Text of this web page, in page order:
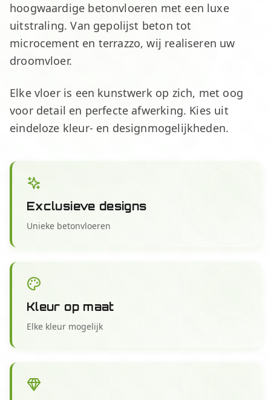
hoogwaardige betonvloeren met een luxe
uitstraling. Van gepolijst beton tot
microcement en terrazzo, wij realiseren uw
droomvloer.
Elke vloer is een kunstwerk op zich, met oog
voor detail en perfecte afwerking. Kies uit
eindeloze kleur- en designmogelijkheden.
Exclusieve designs
Unieke betonvloeren
Kleur op maat
Elke kleur mogelijk